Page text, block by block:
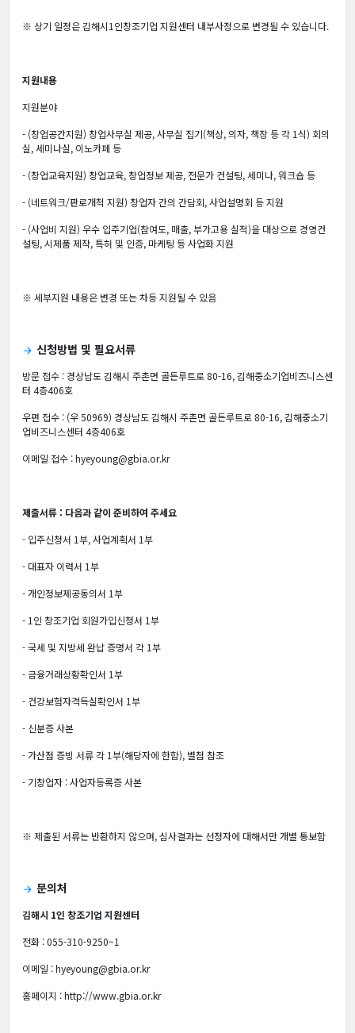
※ 상기 일정은 김해시1인창조기업 지원센터 내부사정으로 변경될 수 있습니다.
지원내용
지원분야
- (창업공간지원) 창업사무실 제공, 사무실 집기(책상, 의자, 책장 등 각 1식) 회의
실, 세미나실, 이노카페 등
- (창업교육지원) 창업교육, 창업정보 제공, 전문가 컨설팅, 세미나, 워크숍 등
- (네트워크/판로개척 지원) 창업자 간의 간담회, 사업설명회 등 지원
- (사업비 지원) 우수 입주기업(참여도, 매출, 부가고용 실적)을 대상으로 경영컨
설팅, 시제품 제작, 특허 및 인증, 마케팅 등 사업화 지원
※ 세부지원 내용은 변경 또는 차등 지원될 수 있음
arrow_forward 신청방법 및 필요서류
방문 접수 : 경상남도 김해시 주촌면 골든루트로 80-16, 김해중소기업비즈니스센
터 4층406호
우편 접수 : (우 50969) 경상남도 김해시 주촌면 골든루트로 80-16, 김해중소기
업비즈니스센터 4층406호
이메일 접수 : hyeyoung@gbia.or.kr
제출서류 : 다음과 같이 준비하여 주세요
- 입주신청서 1부, 사업계획서 1부
- 대표자 이력서 1부
- 개인정보제공동의서 1부
- 1인 창조기업 회원가입신청서 1부
- 국세 및 지방세 완납 증명서 각 1부
- 금융거래상황확인서 1부
- 건강보험자격득실확인서 1부
- 신분증 사본
- 가산점 증빙 서류 각 1부(해당자에 한함), 별첨 참조
- 기창업자 : 사업자등록증 사본
※ 제출된 서류는 반환하지 않으며, 심사결과는 선정자에 대해서만 개별 통보함
arrow_forward 문의처
김해시 1인 창조기업 지원센터
전화 : 055-310-9250~1
이메일 : hyeyoung@gbia.or.kr
홈페이지 : http://www.gbia.or.kr